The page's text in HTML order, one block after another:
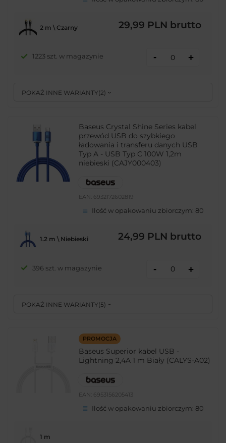
POKAŻ INNE WARIANTY(2)
2 m \ Czarny 29,99 PLN brutto
1223 szt. w magazynie - +
Baseus Crystal Shine Series kabel
przewód USB do szybkiego
ładowania i transferu danych USB
Typ A - USB Typ C 100W 1,2m
niebieski (CAJY000403)
EAN: 6932172602819
Ilość w opakowaniu zbiorczym: 80
POKAŻ INNE WARIANTY(5)
1.2 m \ Niebieski 24,99 PLN brutto
396 szt. w magazynie - +
PROMOCJA
Baseus Superior kabel USB -
Lightning 2,4A 1 m Biały (CALYS-A02)
EAN: 6953156205413
Ilość w opakowaniu zbiorczym: 80
1 m